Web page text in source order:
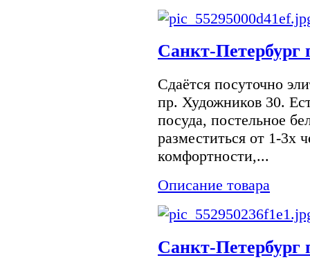
Санкт-Петербург
Сдаётся посуточно
пр. Художников 30.
посуда, постельное
разместиться от 1-3х
комфортности,...
Описание товара
Санкт-Петербург